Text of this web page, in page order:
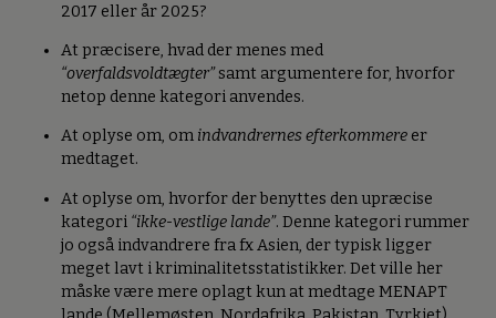
2017 eller år 2025?
At præcisere, hvad der menes med
“overfaldsvoldtægter”samt argumentere for, hvorfor
netop denne kategori anvendes.
At oplyse om, om indvandrernes efterkommere er
medtaget.
At oplyse om, hvorfor der benyttes den upræcise
kategori “ikke-vestlige lande”. Denne kategori rummer
jo også indvandrere fra fx Asien, der typisk ligger
meget lavt i kriminalitetsstatistikker. Det ville her
måske være mere oplagt kun at medtage MENAPT